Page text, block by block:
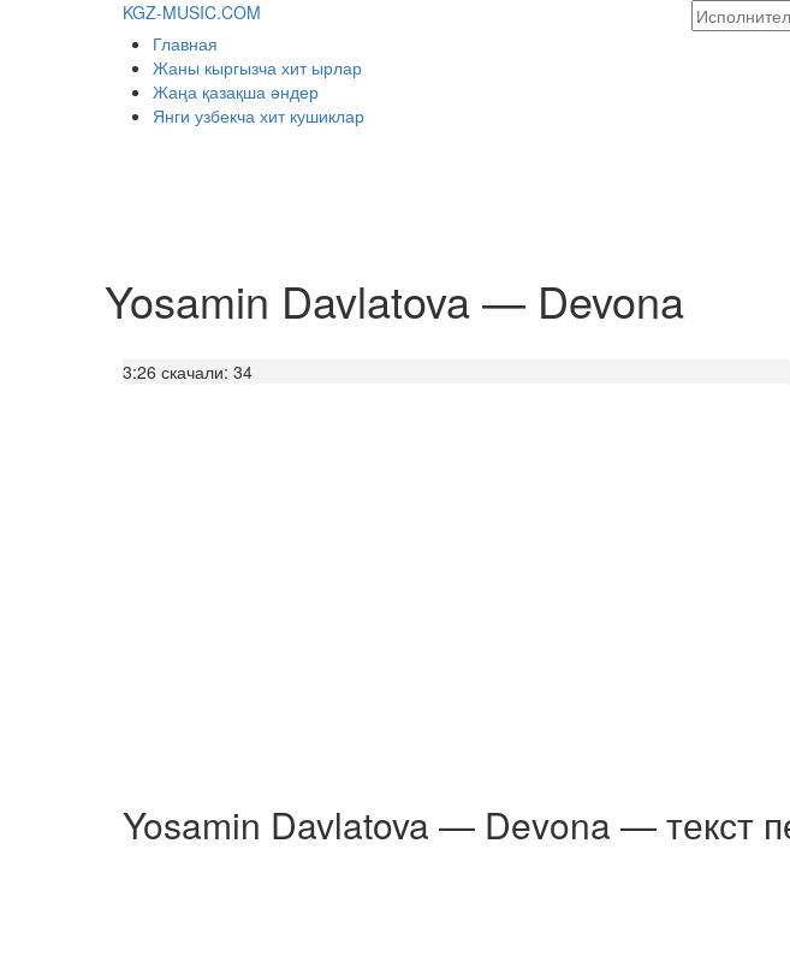
KGZ-MUSIC.COM
Главная
Жаны кыргызча хит ырлар
Жаңа қазақша әндер
Янги узбекча хит кушиклар
Yosamin Davlatova — Devona
3:26 скачали: 34
Yosamin Davlatova — Devona — текст